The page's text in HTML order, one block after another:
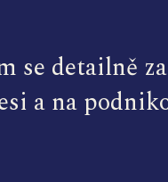
se detailně
a na